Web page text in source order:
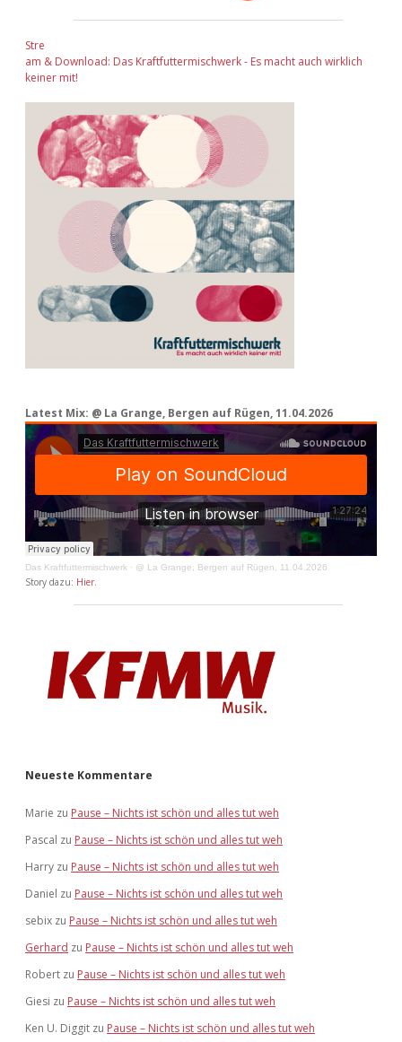
Stre
am & Download: Das Kraftfuttermischwerk - Es macht auch wirklich
keiner mit!
Latest Mix: @ La Grange, Bergen auf Rügen, 11.04.2026
Das Kraftfuttermischwerk · @ La Grange, Bergen auf Rügen, 11.04.2026
Story dazu: Hier.
Neueste Kommentare
Marie zu Pause – Nichts ist schön und alles tut weh
Pascal zu Pause – Nichts ist schön und alles tut weh
Harry zu Pause – Nichts ist schön und alles tut weh
Daniel zu Pause – Nichts ist schön und alles tut weh
sebix zu Pause – Nichts ist schön und alles tut weh
Gerhard zu Pause – Nichts ist schön und alles tut weh
Robert zu Pause – Nichts ist schön und alles tut weh
Giesi zu Pause – Nichts ist schön und alles tut weh
Ken U. Diggit zu Pause – Nichts ist schön und alles tut weh